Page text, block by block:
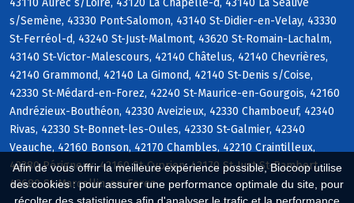
Afin de vous offrir la meilleure expérience possible, Biocoop utilise
des cookies : pour assurer une performance optimale du site, pour
43110 Aurec s/Loire, 43120 La Chapelle-d, 43140 La Séauve
s/Semène, 43330 Pont-Salomon, 43140 St-Didier-en-Velay, 43330
St-Ferréol-d, 43240 St-Just-Malmont, 43620 St-Romain-Lachalm,
43140 St-Victor-Malescours, 42140 Châtelus, 42140 Chevrières,
42140 Grammond, 42140 La Gimond, 42140 St-Denis s/Coise,
42330 St-Médard-en-Forez, 42240 St-Maurice-en-Gourgois, 42160
Andrézieux-Bouthéon, 42330 Aveizieux, 42330 Chamboeuf, 42340
Rivas, 42330 St-Bonnet-les-Oules, 42330 St-Galmier, 42340
Veauche, 42160 Bonson, 42170 Chambles, 42210 Craintilleux,
42380 Périgneux, 42160 St-Cyprien, 42170 St-Just-St-Rambert,
42680 St-Marcellin-en-Forez